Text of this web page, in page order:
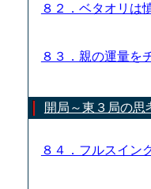
８２．ベタオリは
８３．親の運量を
開局～東３局の思
８４．フルスイン